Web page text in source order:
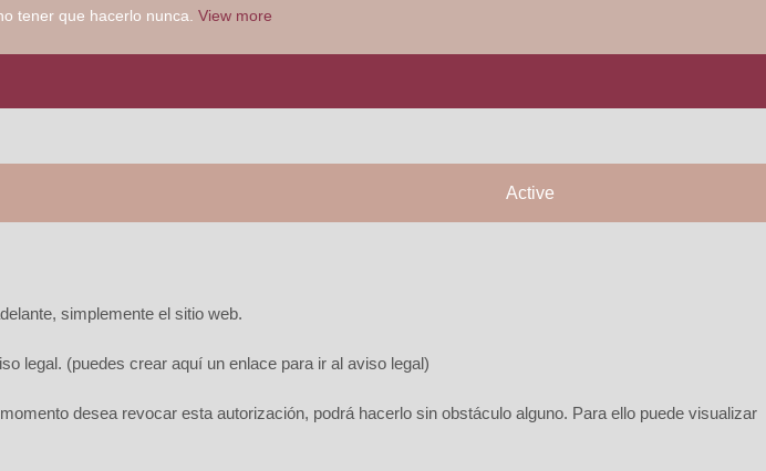
tener que hacerlo nunca. View more
Active
simplemente el sitio web.
legal. (puedes crear aquí un enlace para ir al aviso legal)
desea revocar esta autorización, podrá hacerlo sin obstáculo alguno. Para ello puede visualizar